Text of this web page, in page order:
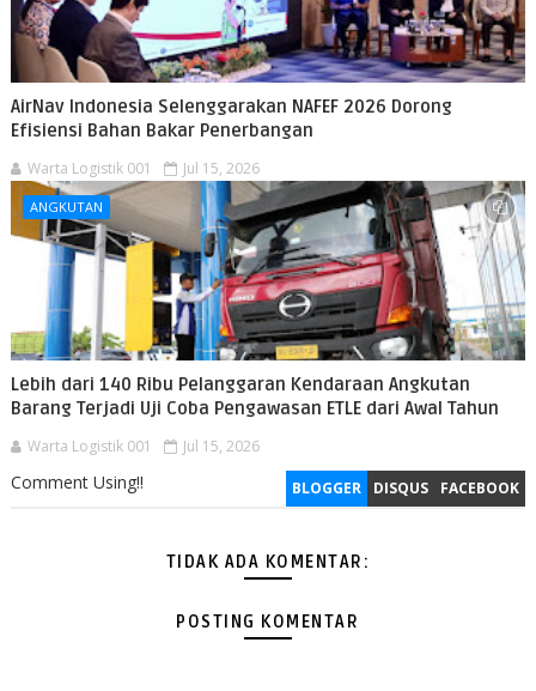
AirNav Indonesia Selenggarakan NAFEF 2026 Dorong
Efisiensi Bahan Bakar Penerbangan
Warta Logistik 001 Jul 15, 2026
ANGKUTAN
Lebih dari 140 Ribu Pelanggaran Kendaraan Angkutan
Barang Terjadi Uji Coba Pengawasan ETLE dari Awal Tahun
Warta Logistik 001 Jul 15, 2026
BLOGGER DISQUS FACEBOOK
Comment Using!!
TIDAK ADA KOMENTAR:
POSTING KOMENTAR